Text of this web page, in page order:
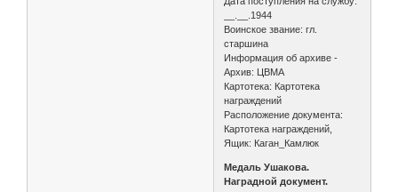
__.__.1944
Воинское звание: гл.
старшина
Информация об архиве -
Архив: ЦВМА
Картотека: Картотека
награждений
Расположение документа:
Картотека награждений,
Ящик: Каган_Камлюк
Медаль Ушакова.
Наградной документ.